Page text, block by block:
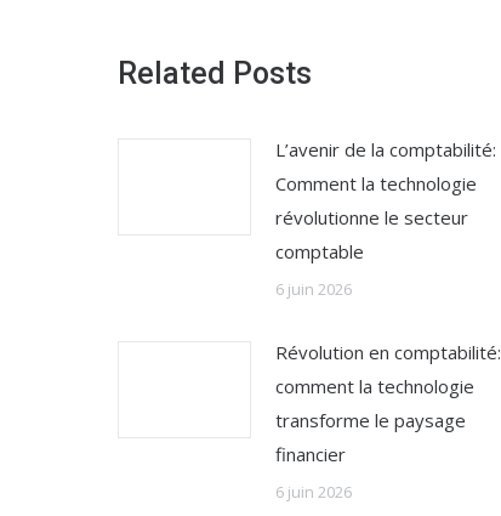
Related Posts
L’avenir de la comptabilité:
Comment la technologie
révolutionne le secteur
comptable
6 juin 2026
Révolution en comptabilité:
comment la technologie
transforme le paysage
financier
6 juin 2026